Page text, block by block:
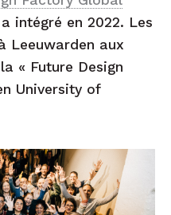
a intégré en 2022. Les
Leeuwarden aux
« Future Design
University of